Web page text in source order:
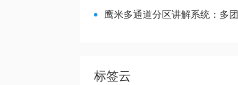
民与减负神器
鹰米多通道分区讲解系统：多团
标签云